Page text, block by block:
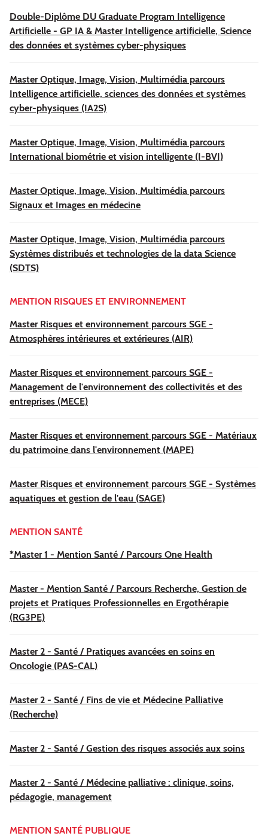
Double-Diplôme DU Graduate Program Intelligence
Artificielle - GP IA & Master Intelligence artificielle, Science
des données et systèmes cyber-physiques
Master Optique, Image, Vision, Multimédia parcours
Intelligence artificielle, sciences des données et systèmes
cyber-physiques (IA2S)
Master Optique, Image, Vision, Multimédia parcours
International biométrie et vision intelligente (I-BVI)
Master Optique, Image, Vision, Multimédia parcours
Signaux et Images en médecine
Master Optique, Image, Vision, Multimédia parcours
Systèmes distribués et technologies de la data Science
(SDTS)
MENTION RISQUES ET ENVIRONNEMENT
Master Risques et environnement parcours SGE -
Atmosphères intérieures et extérieures (AIR)
Master Risques et environnement parcours SGE -
Management de l'environnement des collectivités et des
entreprises (MECE)
Master Risques et environnement parcours SGE - Matériaux
du patrimoine dans l'environnement (MAPE)
Master Risques et environnement parcours SGE - Systèmes
aquatiques et gestion de l'eau (SAGE)
MENTION SANTÉ
*Master 1 - Mention Santé / Parcours One Health
Master - Mention Santé / Parcours Recherche, Gestion de
projets et Pratiques Professionnelles en Ergothérapie
(RG3PE)
Master 2 - Santé / Pratiques avancées en soins en
Oncologie (PAS-CAL)
Master 2 - Santé / Fins de vie et Médecine Palliative
(Recherche)
Master 2 - Santé / Gestion des risques associés aux soins
Master 2 - Santé / Médecine palliative : clinique, soins,
pédagogie, management
MENTION SANTÉ PUBLIQUE